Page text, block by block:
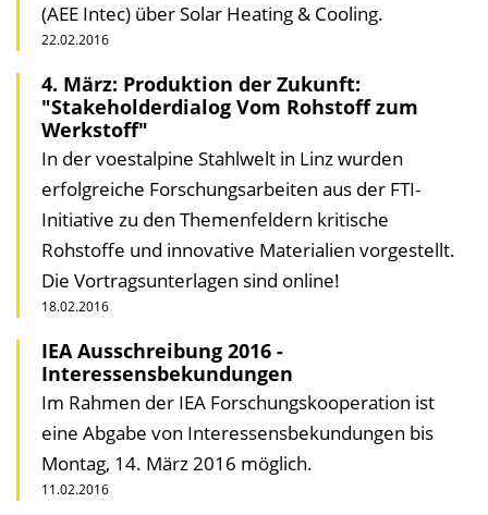
(AEE Intec) über Solar Heating & Cooling.
22.02.2016
4. März: Produktion der Zukunft:
"Stakeholderdialog Vom Rohstoff zum
Werkstoff"
In der voestalpine Stahlwelt in Linz wurden
erfolgreiche Forschungsarbeiten aus der FTI-
Initiative zu den Themenfeldern kritische
Rohstoffe und innovative Materialien vorgestellt.
Die Vortragsunterlagen sind online!
18.02.2016
IEA Ausschreibung 2016 -
Interessensbekundungen
Im Rahmen der IEA Forschungskooperation ist
eine Abgabe von Interessensbekundungen bis
Montag, 14. März 2016 möglich.
11.02.2016